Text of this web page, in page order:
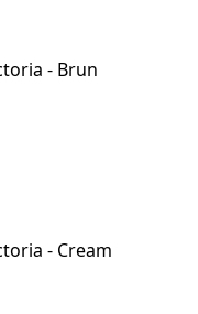
- Brun
- Cream